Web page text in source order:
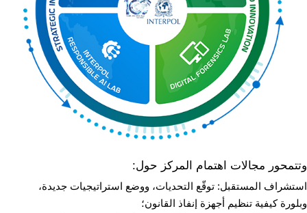
وتتمحور مجالات اهتمام المركز حول:
استشراف المستقبل: توقّع التحديات، ووضع استراتيجيات جديدة،
وبلورة كيفية تنظيم أجهزة إنفاذ القانون؛